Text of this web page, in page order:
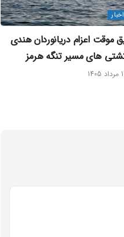
اخبار
موقت اعزام دریانوردان هندی
های مسیر تنگه هرمز